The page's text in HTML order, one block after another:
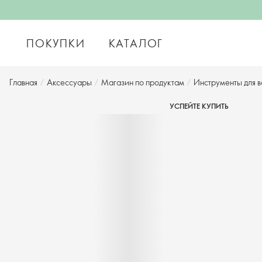
ПОКУПКИ КАТАЛОГ
Главная / Аксессуары / Магазин по продуктам / Инструменты для
УСПЕЙТЕ КУПИТЬ